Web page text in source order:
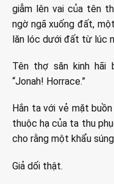
giẫm lên vai của tên
ngờ ngã xuống đất,
lăn lóc dưới đất từ lúc
Tên thợ săn kinh hãi
“Jonah! Horrace.”
Hắn ta với vẻ mặt
thuộc hạ của ta thu
cho rằng một khẩu
Giả dối thật.